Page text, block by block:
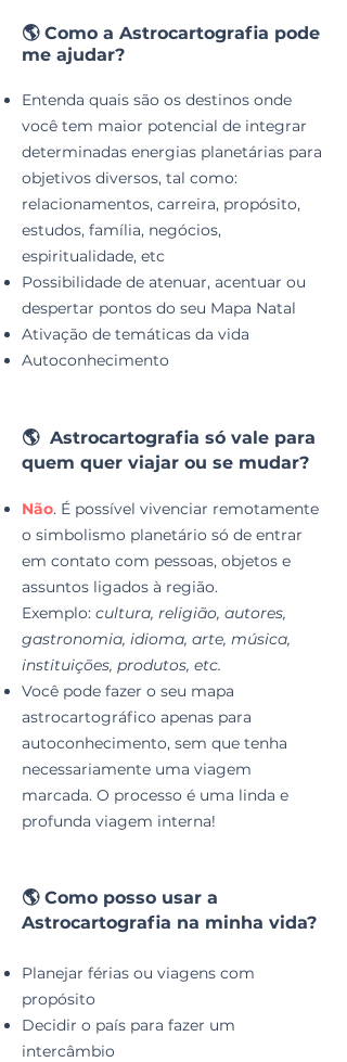
🌎 Como a Astrocartografia pode
me ajudar?
Entenda quais são os destinos onde
você tem maior potencial de integrar
determinadas energias planetárias para
objetivos diversos, tal como:
relacionamentos, carreira, propósito,
estudos, família, negócios,
espiritualidade, etc
Possibilidade de atenuar, acentuar ou
despertar pontos do seu Mapa Natal
Ativação de temáticas da vida
Autoconhecimento
🌎 Astrocartografia só vale para
quem quer viajar ou se mudar?
Não. É possível vivenciar remotamente
o simbolismo planetário só de entrar
em contato com pessoas, objetos e
assuntos ligados à região.
Exemplo: cultura, religião, autores,
gastronomia, idioma, arte, música,
instituições, produtos, etc.
Você pode fazer o seu mapa
astrocartográfico apenas para
autoconhecimento, sem que tenha
necessariamente uma viagem
marcada. O processo é uma linda e
profunda viagem interna!
🌎 Como posso usar a
Astrocartografia na minha vida?
Planejar férias ou viagens com
propósito
Decidir o país para fazer um
intercâmbio